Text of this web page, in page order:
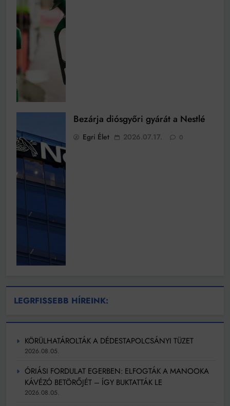
Bezárja diósgyőri gyárát a Nestlé
Egri Élet 2026.07.17. 0
LEGRFISSEBB HÍREINK:
KÖRÜLHATÁROLTÁK A DÉDESTAPOLCSÁNYI TÜZET
2026.08.05.
ÓRIÁSI FORDULAT EGERBEN: ELFOGTÁK A MANOOKA
KÁVÉZÓ BETÖRŐJÉT – ÍGY BUKTATTÁK LE
2026.08.05.